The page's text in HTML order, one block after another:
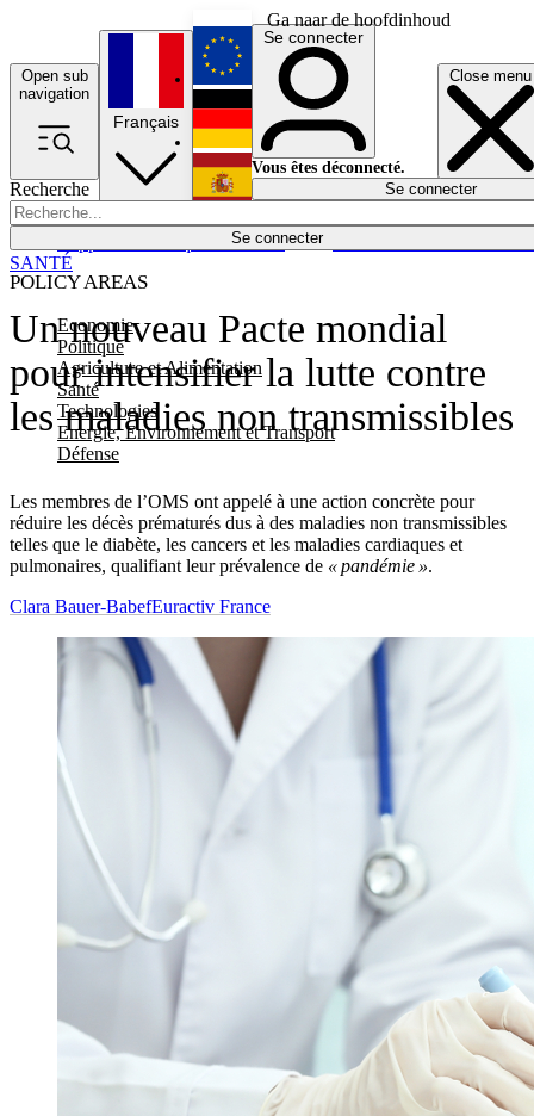
Ga naar de hoofdinhoud
Open sub
navigation
Close menu
Recherche
Se connecter
POLICY AREAS
Economie
Politique
Agriculture et Alimentation
Santé
Technologies
Energie, Environnement et Transport
Défense
Économie
Français
English
Deutsch
Español
Se connecter
Vous êtes déconnecté.
Se connecter
Un nouveau Pacte mondial
pour intensifier la lutte contre
les maladies non transmissibles
Les membres de l’OMS ont appelé à une action concrète pour
réduire les décès prématurés dus à des maladies non transmissibles
telles que le diabète, les cancers et les maladies cardiaques et
pulmonaires, qualifiant leur prévalence de « pandémie ».
SANTÉ
Clara Bauer-BabefEuractiv France